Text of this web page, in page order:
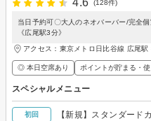
4.6
(128件)
当日予約可〇大人のネオバーバー/完全
《広尾駅3分》
アクセス：東京メトロ日比谷線 広尾
◎ 本日空席あり ポイントが貯まる・使
スペシャルメニュー
初回 【新規】スタンダード